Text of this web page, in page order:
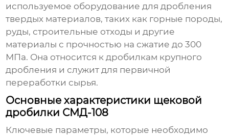
используемое оборудование для дробления
твердых материалов, таких как горные породы,
руды, строительные отходы и другие
материалы с прочностью на сжатие до 300
МПа. Она относится к дробилкам крупного
дробления и служит для первичной
переработки сырья.
Основные характеристики щековой
дробилки СМД-108
Ключевые параметры, которые необходимо